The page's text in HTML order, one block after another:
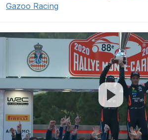
Gazoo Racing